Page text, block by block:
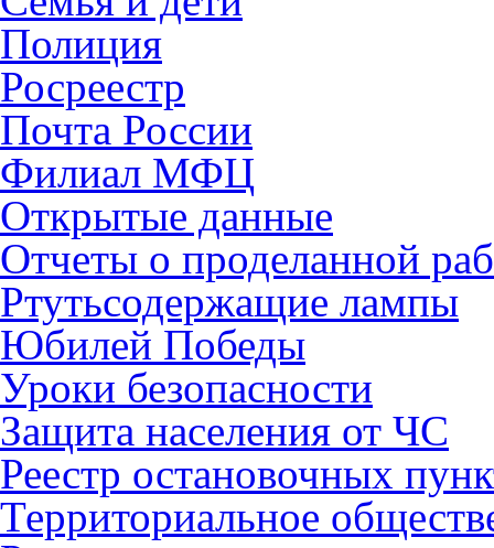
Полиция
Росреестр
Почта России
Филиал МФЦ
Открытые данные
Отчеты о проделанной
Ртутьсодержащие лампы
Юбилей Победы
Уроки безопасности
Защита населения от ЧС
Реестр остановочных
Территориальное